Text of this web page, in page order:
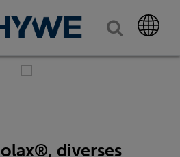
diverses